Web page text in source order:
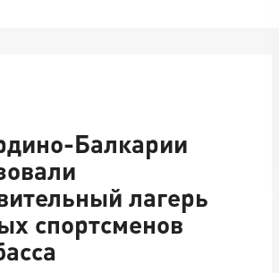
Балкарии
лагерь
спортсменов